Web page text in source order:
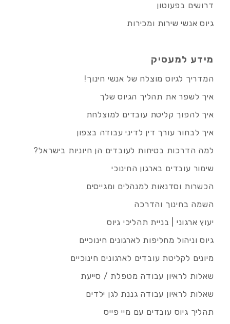
דרושים בפעוטון
גיוס אנשי שירות ומכירות
מידע למעסיק
המדריך לגיוס מוצלח של אנשי חינוך!
איך לשפר את תהליך הגיוס שלך
איך להפוך קליטת עובדים למוצלחת
איך לבחור עורך דין לדיני עבודה בצפון
למה הדרכות בטיחות לעובדים הן חיוניות בישראל?
שימור עובדים בארגון החינוכי
הכשרות וסדנאות למנהלים ומגייסים
השמה בחינוך והדרכה
יעוץ ארגוני | בניית תהליכי גיוס
גיוס וניהול מחליפות לארגונים חינוכיים
מיונים לקליטת עובדים לארגונים חינוכיים
שאלות לראיון עבודה מטפלת / סייעת
שאלות לראיון עבודה גננת לגן ילדים
תהליך גיוס עובדים עם מיי פייס